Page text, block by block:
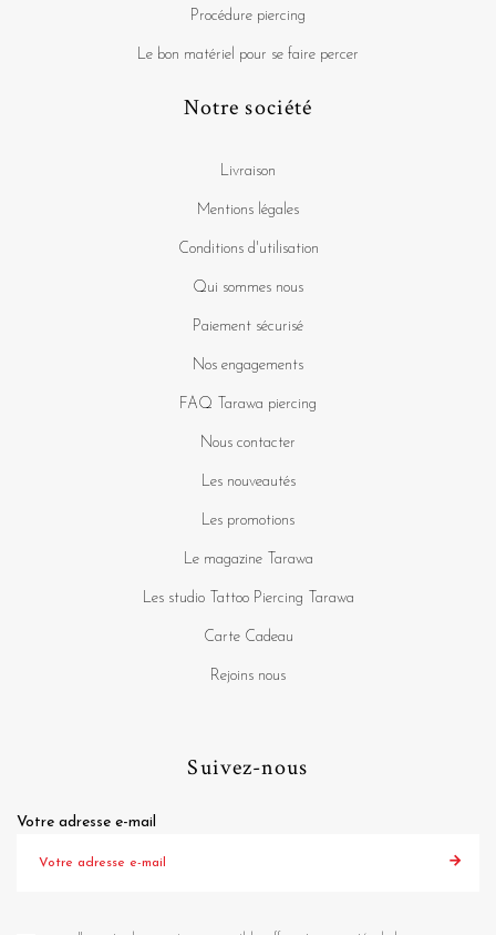
Procédure piercing
Le bon matériel pour se faire percer
Notre société
Livraison
Mentions légales
Conditions d'utilisation
Qui sommes nous
Paiement sécurisé
Nos engagements
FAQ Tarawa piercing
Nous contacter
Les nouveautés
Les promotions
Le magazine Tarawa
Les studio Tattoo Piercing Tarawa
Carte Cadeau
Rejoins nous
Suivez-nous
Votre adresse e-mail